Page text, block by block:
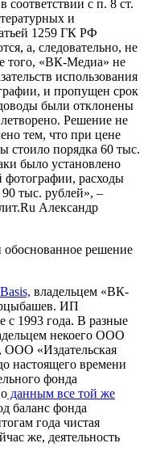
с п. 8 ст.
и
1259 ГК РФ
а, следовательно, не
того, «ВК-Медиа» не
использования
и пропущен срок
были отклонены
Решение не
тем, что при цене
стоило порядка 60 тыс.
было установлено
фотографии, расходы
тыс. рублей», –
Александр
решение
владельцем «ВК-
ИП
1993 года. В разные
некоего ООО
«Издательская
настоящего времени
фонда
данным все той же
баланс фонда
года чистая
же, деятельность